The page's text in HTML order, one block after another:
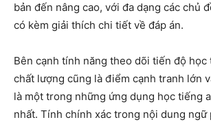
bản đến nâng cao, với đa dạng các chủ
có kèm giải thích chi tiết về đáp án.
Bên cạnh tính năng theo dõi tiến độ học
chất lượng cũng là điểm cạnh tranh lớn
là một trong những ứng dụng học tiếng
nhất. Tính chính xác trong nội dung ngữ